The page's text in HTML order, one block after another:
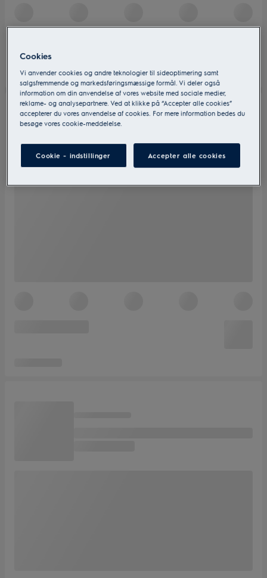
Cookies
Vi anvender cookies og andre teknologier til sideoptimering samt
salgsfremmende og markedsføringsmæssige formål. Vi deler også
information om din anvendelse af vores website med sociale medier,
reklame- og analysepartnere. Ved at klikke på “Accepter alle cookies”
accepterer du vores anvendelse af cookies. For mere information bedes du
besøge vores cookie-meddelelse.
Cookie - indstillinger Accepter alle cookies